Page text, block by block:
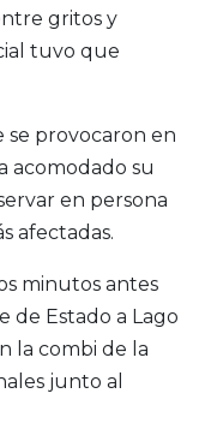
gritos y
tuvo que
se provocaron en
acomodado su
en persona
afectadas.
minutos antes
de Estado a Lago
la combi de la
junto al